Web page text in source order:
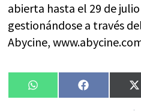
abierta hasta el 29 de
gestionándose a través
Abycine,
Compartir
en
WhatsAppCompartir
en
FacebookX